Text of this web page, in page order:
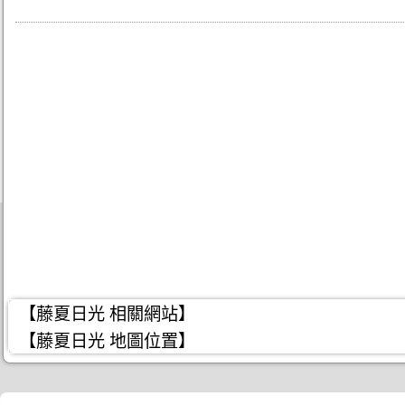
【藤夏日光 相關網站】
【藤夏日光 地圖位置】